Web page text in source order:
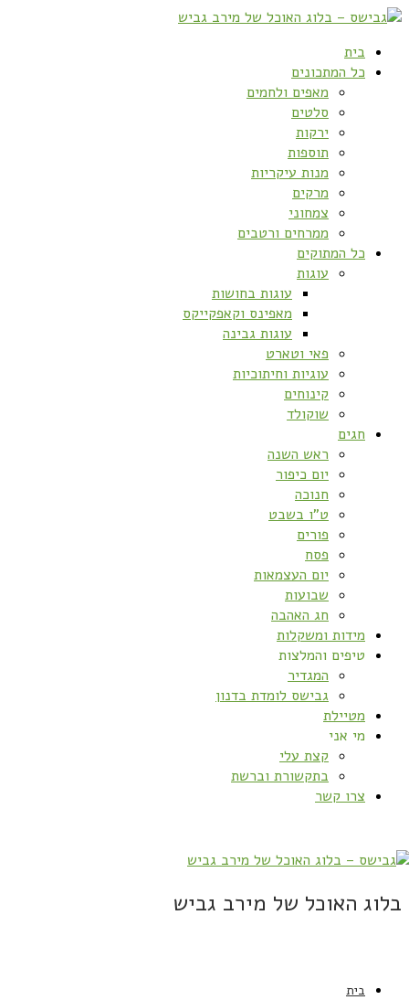
בית
כל המתכונים
מאפים ולחמים
סלטים
ירקות
תוספות
מנות עיקריות
מרקים
צמחוני
ממרחים ורטבים
כל המתוקים
עוגות
עוגות בחושות
מאפינס וקאפקייקס
עוגות גבינה
פאי וטארט
עוגיות וחיתוכיות
קינוחים
שוקולד
חגים
ראש השנה
יום כיפור
חנוכה
ט”ו בשבט
פורים
פסח
יום העצמאות
שבועות
חג האהבה
מידות ומשקלות
טיפים והמלצות
המגדיר
גבישס לומדת בדנון
מטיילת
מי אני
קצת עלי
בתקשורת וברשת
צרו קשר
בלוג האוכל של מירב גביש
בית